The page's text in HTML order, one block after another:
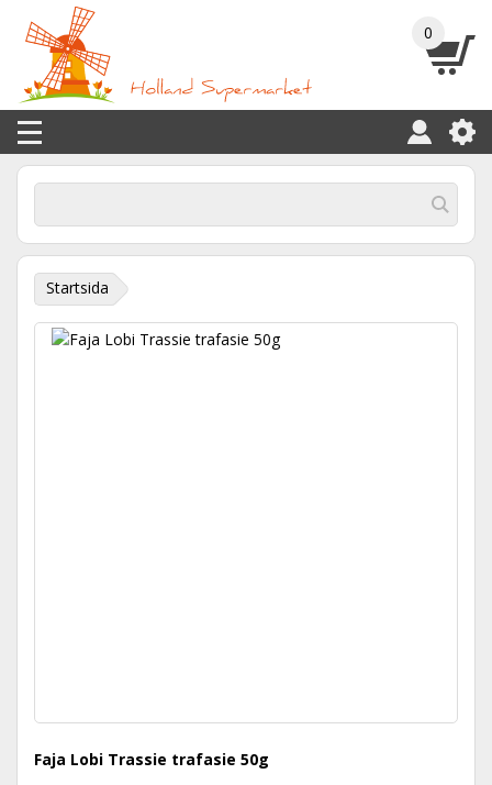
0
Startsida
Faja Lobi Trassie trafasie 50g